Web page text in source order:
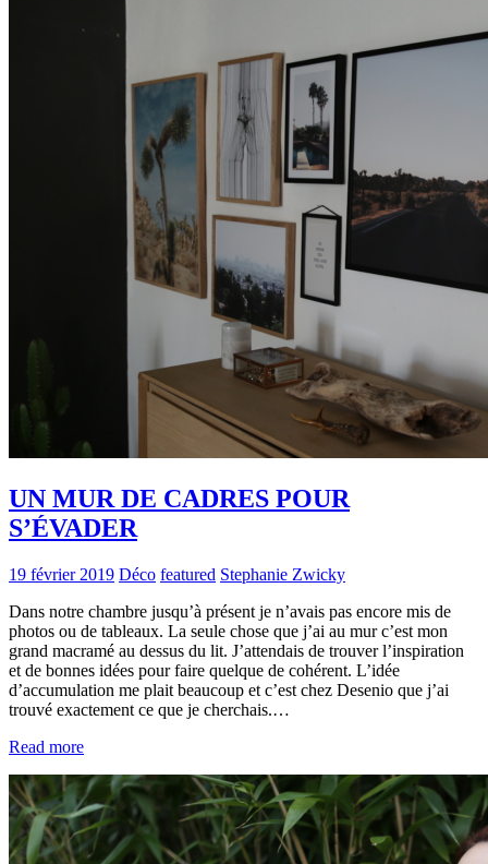
UN MUR DE CADRES POUR
S’ÉVADER
19 février 2019 Déco featured Stephanie Zwicky
Dans notre chambre jusqu’à présent je n’avais pas encore mis de
photos ou de tableaux. La seule chose que j’ai au mur c’est mon
grand macramé au dessus du lit. J’attendais de trouver l’inspiration
et de bonnes idées pour faire quelque de cohérent. L’idée
d’accumulation me plait beaucoup et c’est chez Desenio que j’ai
trouvé exactement ce que je cherchais.…
Read more